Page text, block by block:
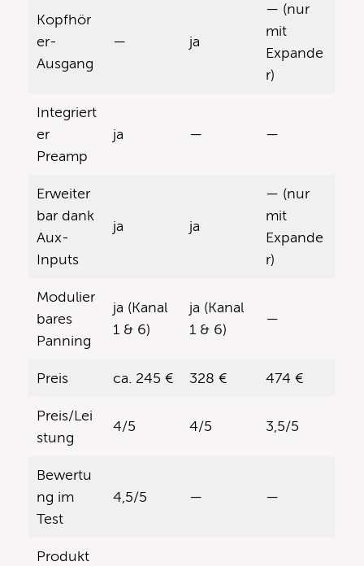
Kopfhör
er-
Ausgang
— ja
— (nur
mit
Expande
r)
Integriert
er
Preamp
ja — —
Erweiter
bar dank
Aux-
Inputs
ja ja
— (nur
mit
Expande
r)
Modulier
bares
Panning
ja (Kanal
1 & 6)
ja (Kanal
1 & 6)
—
Preis ca. 245 € 328 € 474 €
Preis/Lei
stung
4/5 4/5 3,5/5
Bewertu
ng im
Test
4,5/5 — —
Produkt